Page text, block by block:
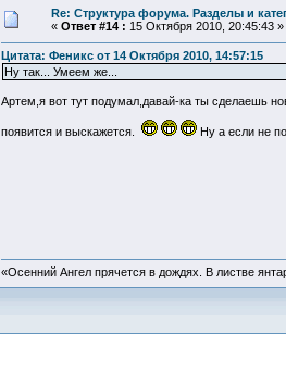
Re: Структура форума. Разделы и
« Ответ #14 : 15 Октября 2010, 20:45:43 »
Цитата: Феникс от 14 Октября 2010, 14:57:15
Ну так... Умеем же...
Артем,я вот тут подумал,давай-ка ты сделаешь
появится и выскажется. Ну а если не
«Осенний Ангел прячется в дождях. В листве